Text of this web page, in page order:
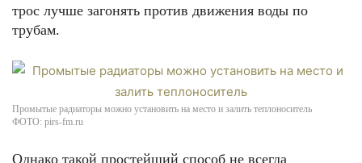
трос лучше загонять против движения воды по
трубам.
Промытые радиаторы можно установить на место и залить теплоноситель
ФОТО: pirs-fm.ru
Однако такой простейший способ не всегда